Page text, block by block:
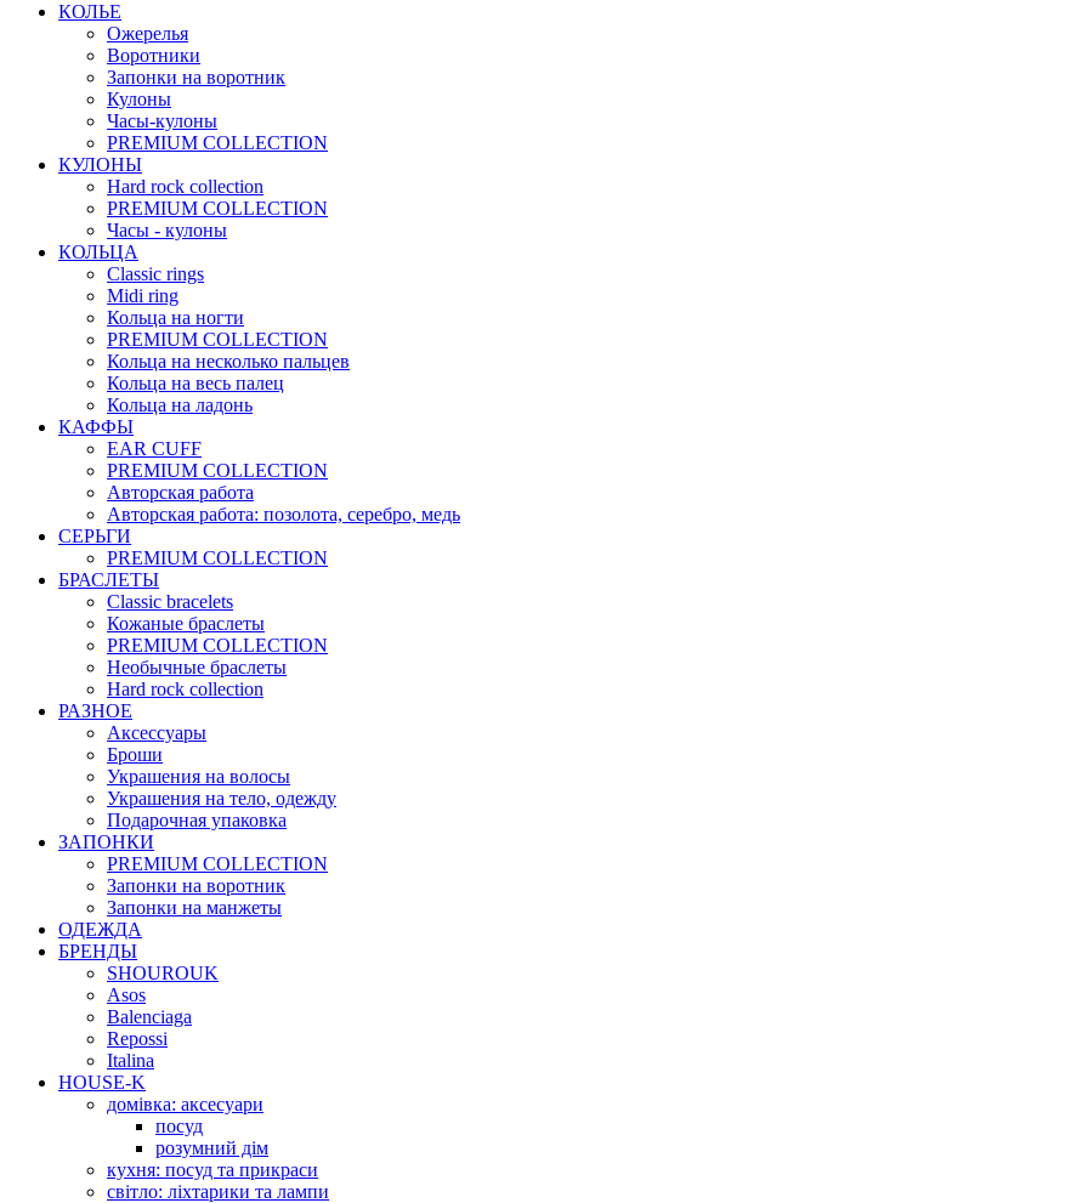
КОЛЬЕ
Ожерелья
Воротники
Запонки на воротник
Кулоны
Часы-кулоны
PREMIUM COLLECTION
КУЛОНЫ
Hard rock collection
PREMIUM COLLECTION
Часы - кулоны
КОЛЬЦА
Classic rings
Midi ring
Кольца на ногти
PREMIUM COLLECTION
Кольца на несколько пальцев
Кольца на весь палец
Кольца на ладонь
КАФФЫ
EAR CUFF
PREMIUM COLLECTION
Авторская работа
Авторская работа: позолота, серебро, медь
СЕРЬГИ
PREMIUM COLLECTION
БРАСЛЕТЫ
Classic bracelets
Кожаные браслеты
PREMIUM COLLECTION
Необычные браслеты
Hard rock collection
РАЗНОЕ
Аксессуары
Броши
Украшения на волосы
Украшения на тело, одежду
Подарочная упаковка
ЗАПОНКИ
PREMIUM COLLECTION
Запонки на воротник
Запонки на манжеты
ОДЕЖДА
БРЕНДЫ
SHOUROUK
Asos
Balenciaga
Repossi
Italina
HOUSE-K
домівка: аксесуари
посуд
розумний дім
кухня: посуд та прикраси
світло: ліхтарики та лампи